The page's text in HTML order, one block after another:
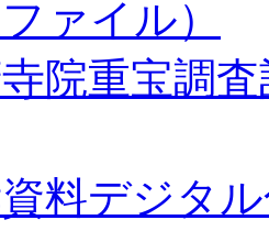
ァイル）
院重宝調
料デジタ